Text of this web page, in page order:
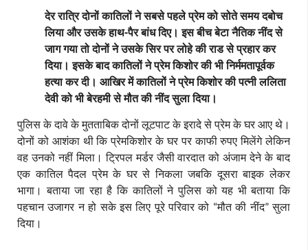
देर रात्रि दोनों कातिलों ने सबसे पहले प्रेम को सोते समय दबोच
लिया और उसके हाथ-पैर बांध दिए। इस बीच बेटा नैतिक नींद से
जाग गया तो दोनों ने उसके सिर पर लोहे की राड से प्रहार कर
दिया। इसके बाद कातिलों ने प्रेम किशोर की भी निर्ममतापूर्वक
हत्या कर दी। आखिर में कातिलों ने प्रेम किशोर की पत्नी ललिता
देवी को भी बेरहमी से मौत की नींद सुला दिया।
पुलिस के दावे के मुतताबिक दोनों लूटपाट के इरादे से प्रेम के घर आए थे।
दोनों को आशंका थी कि प्रेमकिशोर के घर पर काफी रुपए मिलेंगे लेकिन
वह उनको नहीं मिला। ट्रिपल मर्डर जैसी वारदात को अंजाम देने के बाद
एक कातिल पैदल प्रेम के घर से निकला जबकि दूसरा बाइक लेकर
भागा। बताया जा रहा है कि कातिलों ने पुलिस को यह भी बताया कि
पहचान उजागर न हो सके इस लिए पूरे परिवार को “मौत की नींद”सुला
दिया।